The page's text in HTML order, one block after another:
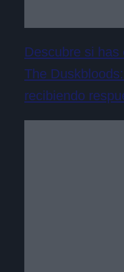
Descubre si has
The
recibiendo